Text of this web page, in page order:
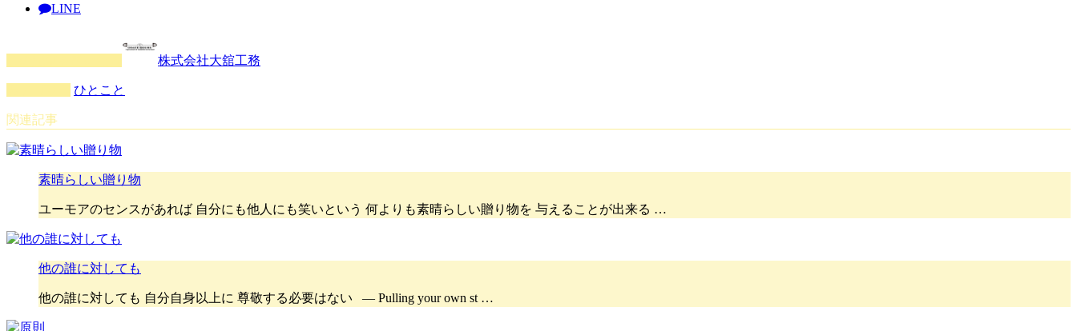
LINE
株式会社大舘工務
ひとこと
関連記事
素晴らしい贈り物
ユーモアのセンスがあれば 自分にも他人にも笑いという 何よりも素晴らしい贈り物を 与えることが出来る …
他の誰に対しても
他の誰に対しても 自分自身以上に 尊敬する必要はない — Pulling your own st …